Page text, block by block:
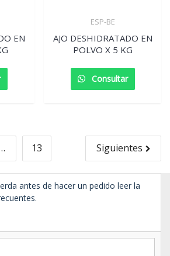
EN
ESP-BE
AJO DESHIDRATADO EN
POLVO X 5 KG
Consultar
13 Siguientes
antes de hacer un pedido leer la